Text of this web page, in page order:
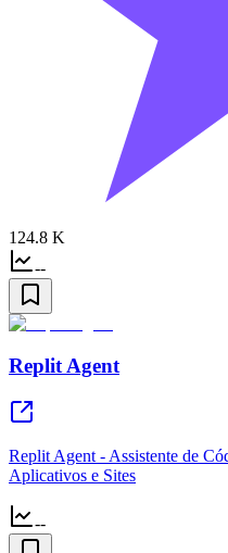
124.8 K
--
Replit Agent
Replit Agent - Assistente de
Aplicativos e Sites
--